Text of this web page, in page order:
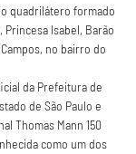
quadrilátero formado
Isabel, Barão
no bairro do
da Prefeitura de
de São Paulo e
Thomas Mann 150
como um dos